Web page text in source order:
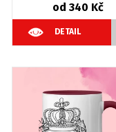
od 340 Kč
DETAIL